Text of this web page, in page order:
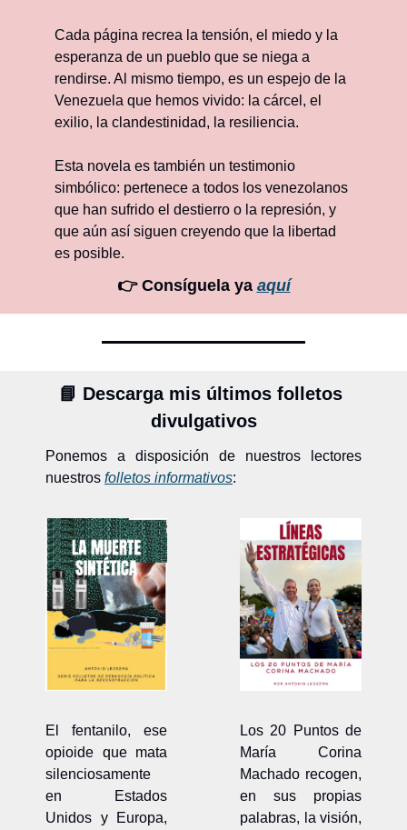
Cada página recrea la tensión, el miedo y la
esperanza de un pueblo que se niega a
rendirse. Al mismo tiempo, es un espejo de la
Venezuela que hemos vivido: la cárcel, el
exilio, la clandestinidad, la resiliencia.
Esta novela es también un testimonio
simbólico: pertenece a todos los venezolanos
que han sufrido el destierro o la represión, y
que aún así siguen creyendo que la libertad
es posible.
👉 Consíguela ya aquí
📘 Descarga mis últimos folletos
divulgativos
Ponemos a disposición de nuestros lectores
nuestros folletos informativos:
El fentanilo, ese
opioide que mata
silenciosamente
en Estados
Unidos y Europa,
Los 20 Puntos de
María Corina
Machado recogen,
en sus propias
palabras, la visión,